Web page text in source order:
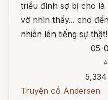
triều đình sợ bị cho là
vờ nhìn thấy... cho
nhiên lên tiếng sự thật!
05-
Truyện cổ Andersen